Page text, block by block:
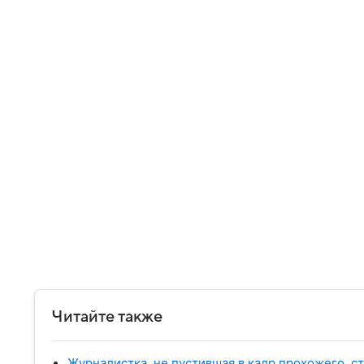
Читайте также